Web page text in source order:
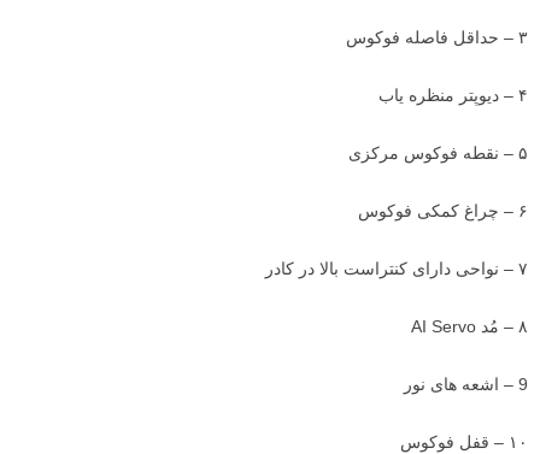
۳ – حداقل فاصله فوکوس
۴ – دیوپتر منظره یاب
۵ – نقطه فوکوس مرکزی
۶ – چراغ کمکی فوکوس
۷ – نواحی دارای کنتراست بالا در کادر
۸ – مُد AI Servo
9 – اشعه های نور
۱۰ – قفل فوکوس